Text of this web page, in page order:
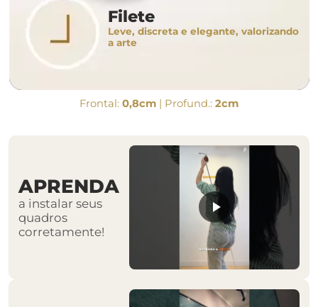
Filete
Leve, discreta e elegante, valorizando
a arte
Frontal: 0,8cm | Profund.: 2cm
APRENDA
a instalar seus
quadros
corretamente!